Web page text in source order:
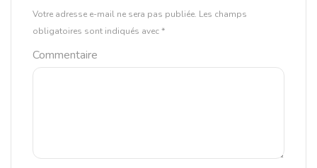
Votre adresse e-mail ne sera pas publiée. Les champs
obligatoires sont indiqués avec*
Commentaire